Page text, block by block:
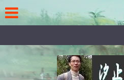
to
content